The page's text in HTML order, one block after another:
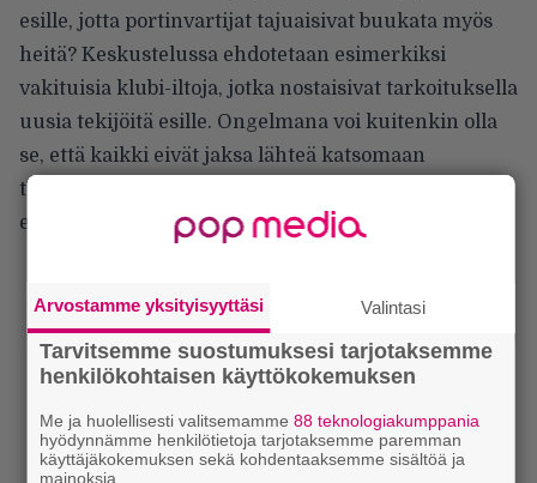
esille, jotta portinvartijat tajuaisivat buukata myös
heitä? Keskustelussa ehdotetaan esimerkiksi
vakituisia klubi-iltoja, jotka nostaisivat tarkoituksella
uusia tekijöitä esille. Ongelmana voi kuitenkin olla
se, että kaikki eivät jaksa lähteä katsomaan
tuntemattomien kokoonpanojen keikkoja – eivät
edes keskustelijat itse.
Arvostamme yksityisyyttäsi Valintasi
Tarvitsemme suostumuksesi tarjotaksemme
henkilökohtaisen käyttökokemuksen
Me ja huolellisesti valitsemamme 88 teknologiakumppania
hyödynnämme henkilötietoja tarjotaksemme paremman
käyttäjäkokemuksen sekä kohdentaaksemme sisältöä ja
mainoksia.